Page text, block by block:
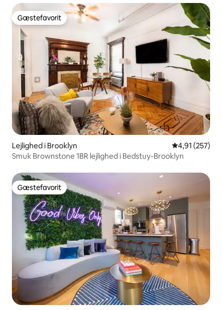
Gæstefavorit
Gæstefavorit
Lejlighed i Brooklyn 4,91 ud af 5 i
4,91 (257)
Smuk Brownstone 1BR lejlighed i Bedstuy-Brooklyn
Gæstefavorit
Gæstefavorit